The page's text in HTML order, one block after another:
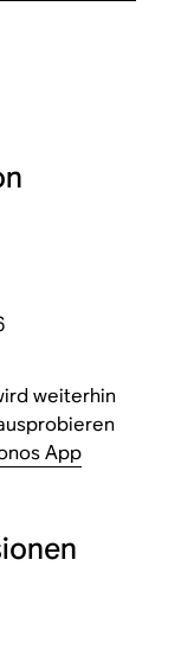
weiterhin
App